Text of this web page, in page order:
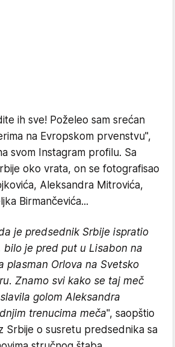
ih sve! Poželeo sam srećan
na Evropskom prvenstvu",
svom Instagram profilu. Sa
oko vrata, on se fotografisao
Aleksandra Mitrovića,
Birmančevića...
je predsednik Srbije ispratio
bilo je pred put u Lisabon na
plasman Orlova na Svetsko
Znamo svi kako se taj meč
golom Aleksandra
trenucima meča", saopštio
Srbije o susretu predsednika sa